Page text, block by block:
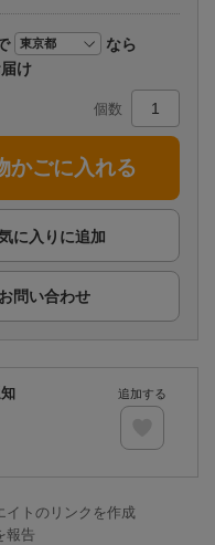
エンタメニュース
推し楽
なら
け
個数
かごに入れる
お問い合わせ
追加する
イトのリンクを作成
報告